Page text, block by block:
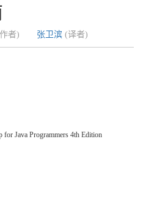
(作者) 张卫滨 (译者)
for Java Programmers 4th Edition